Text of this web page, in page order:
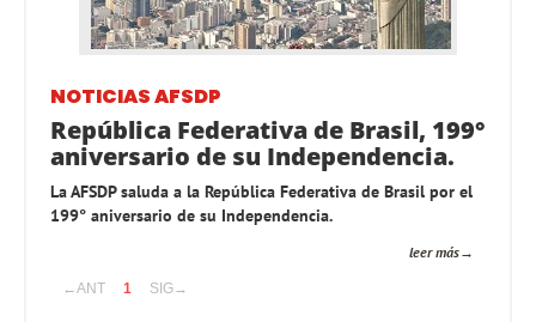
NOTICIAS AFSDP
República Federativa de Brasil, 199°
aniversario de su Independencia.
La AFSDP saluda a la República Federativa de Brasil por el
199° aniversario de su Independencia.
leer más
←ANT 1 SIG→